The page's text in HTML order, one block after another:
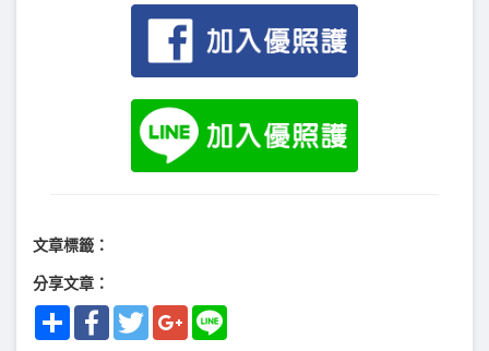
文章標籤：
分享文章：
Share FacebookTwitterGoogle+